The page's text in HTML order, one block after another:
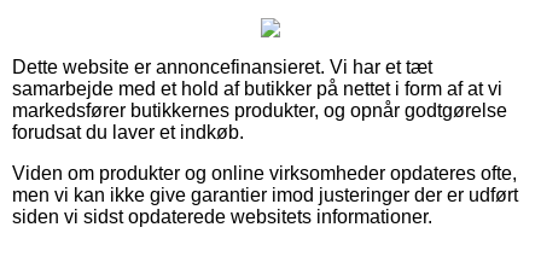
Dette website er annoncefinansieret. Vi har et tæt
samarbejde med et hold af butikker på nettet i form af at vi
markedsfører butikkernes produkter, og opnår godtgørelse
forudsat du laver et indkøb.
Viden om produkter og online virksomheder opdateres ofte,
men vi kan ikke give garantier imod justeringer der er udført
siden vi sidst opdaterede websitets informationer.